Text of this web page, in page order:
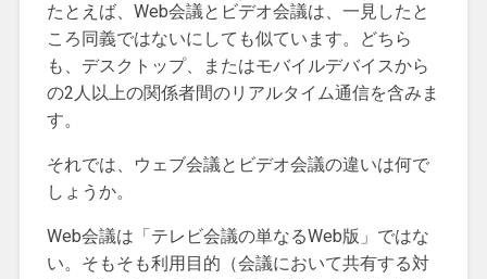
たとえば、Web会議とビデオ会議は、一見したと
ころ同義ではないにしても似ています。どちら
も、デスクトップ、またはモバイルデバイスから
の2人以上の関係者間のリアルタイム通信を含みま
す。
それでは、ウェブ会議とビデオ会議の違いは何で
しょうか。
Web会議は「テレビ会議の単なるWeb版」ではな
い。そもそも利用目的（会議において共有する対